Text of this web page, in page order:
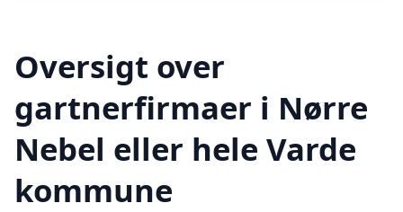
Oversigt over
gartnerfirmaer i Nørre
Nebel eller hele Varde
kommune